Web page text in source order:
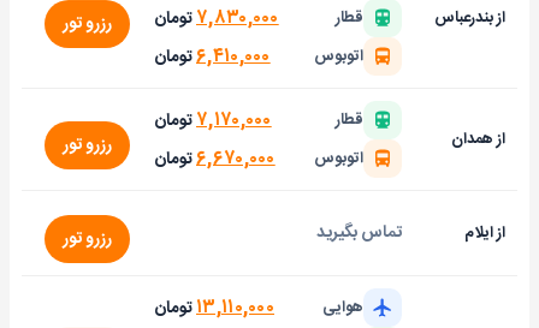
از بندرعباس قطار ۷,۸۳۰,۰۰۰تومان
اتوبوس ۶,۴۱۰,۰۰۰تومان
رزرو تور
از همدان
قطار ۷,۱۷۰,۰۰۰تومان
اتوبوس ۶,۶۷۰,۰۰۰تومان رزرو تور
از ایلام تماس بگیرید رزرو تور
هوایی ۱۳,۱۱۰,۰۰۰تومان